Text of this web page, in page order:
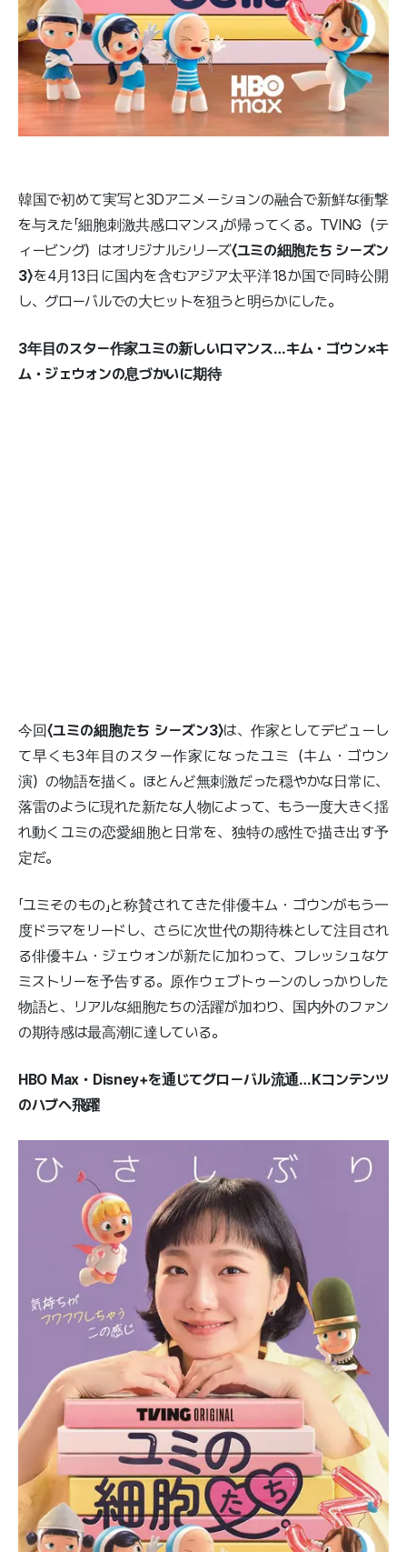
韓国で初めて実写と3Dアニメーションの融合で新鮮な衝撃
を与えた「細胞刺激共感ロマンス」が帰ってくる。TVING（テ
ィービング）はオリジナルシリーズ〈ユミの細胞たち シーズン
3〉を4月13日に国内を含むアジア太平洋18か国で同時公開
し、グローバルでの大ヒットを狙うと明らかにした。
3年目のスター作家ユミの新しいロマンス…キム・ゴウン×キ
ム・ジェウォンの息づかいに期待
今回〈ユミの細胞たち シーズン3〉は、作家としてデビューし
て早くも3年目のスター作家になったユミ（キム・ゴウン
演）の物語を描く。ほとんど無刺激だった穏やかな日常に、
落雷のように現れた新たな人物によって、もう一度大きく揺
れ動くユミの恋愛細胞と日常を、独特の感性で描き出す予
定だ。
「ユミそのもの」と称賛されてきた俳優キム・ゴウンがもう一
度ドラマをリードし、さらに次世代の期待株として注目され
る俳優キム・ジェウォンが新たに加わって、フレッシュなケ
ミストリーを予告する。原作ウェブトゥーンのしっかりした
物語と、リアルな細胞たちの活躍が加わり、国内外のファン
の期待感は最高潮に達している。
HBO Max・Disney+を通じてグローバル流通…Kコンテンツ
のハブへ飛躍